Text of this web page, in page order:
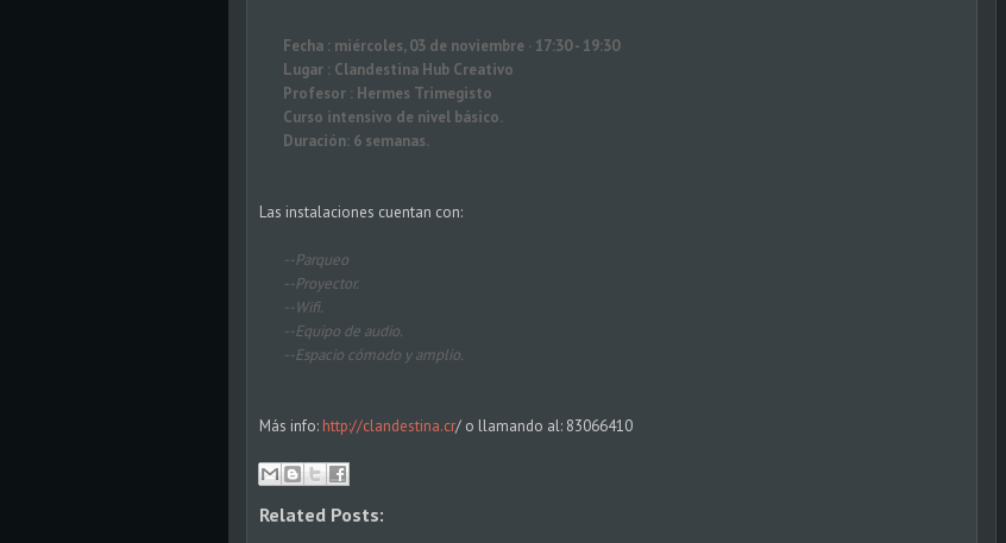
Fecha : miércoles, 03 de noviembre · 17:30 - 19:30
Lugar : Clandestina Hub Creativo
Profesor : Hermes Trimegisto
Curso intensivo de nivel básico.
Duración: 6 semanas.
Las instalaciones cuentan con:
--Parqueo
--Proyector.
--Wifi.
--Equipo de audio.
--Espacio cómodo y amplio.
Más info: http://clandestina.cr/ o llamando al: 83066410
Related Posts: